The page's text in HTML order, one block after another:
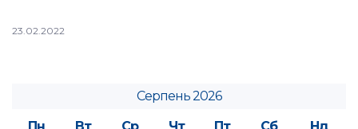
23.02.2022
Серпень 2026